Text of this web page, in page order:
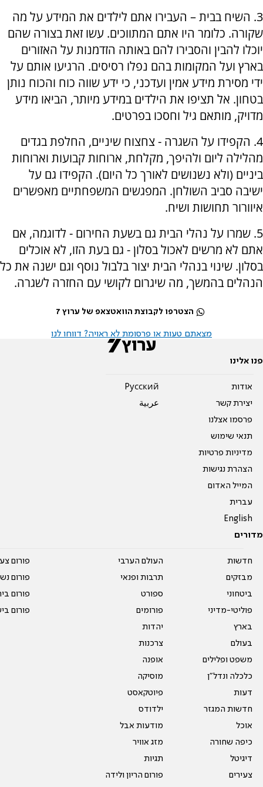
3. השיח בבית – העבירו אתם לילדים את המידע על מה
שקורה. כלומר היו אתם המתווכים. עשו זאת בצורה שהם
יוכלו להבין והסבירו להם באותה הזדמנות על האזורים
בארץ ועל המקומות בהם נפלו רסיסים. הרגיעו אותם על
ידי מסירת מידע אמין ועדכני, כי ידע שווה כוח והכוח נותן
בטחון. אל תציפו את הילדים במידע מיותר, הביאו מידע
מדויק, מותאם גיל וחסכו בפרטים.
4. הקפידו על השגרה - צחצוח שיניים, החלפת בגדים
מהלילה ליום ולהיפך, מקלחת, ארוחות קבועות וארוחות
ביניים (ולא נשנושים לאורך כל היום). הקפידו גם על
ישיבה סביב השולחן. המפגשים המשפחתיים מאפשרים
איוורור תחושות ושיח.
5. שמרו על נהלי הבית גם בשעת החירום - לדוגמה, אם
אתם לא מרשים לאכול בסלון - גם בעת הזו, לא אוכלים
בסלון. שינוי בנהלי הבית יצור בלבול נוסף וגם ישנה את כל
הנהלים בהמשך, מה שיגרום לקושי עם החזרה לשגרה.
הצטרפו לקבוצת הוואטצאפ של ערוץ 7
מצאתם טעות או פרסומת לא ראויה? דווחו לנו
פנו אלינו
אודות
יצירת קשר
פרסמו אצלנו
תנאי שימוש
מדיניות פרטיות
הצהרת נגישות
המייל האדום
עברית
English
Pусский
عربية
מדורים
חדשות
מבזקים
ביטחוני
פוליטי-מדיני
בארץ
בעולם
משפט ופלילים
כלכלה ונדל"ן
דעות
חדשות המגזר
אוכל
כיפה שחורה
דיגיטל
צעירים
העולם הערבי
תרבות ופנאי
ספורט
פורומים
יהדות
צרכנות
אופנה
מוסיקה
פיוטקאסט
ילדודס
מודעות אבל
מזג אוויר
תגיות
פורום הריון ולידה
פורום
פורום
פורום
פורום